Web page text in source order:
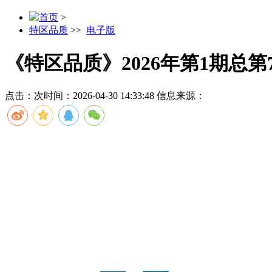
首页 >
特区品质 >> 电子版
《特区品质》2026年第1期总
点击： 次时间：2026-04-30 14:33:48 信息来源：